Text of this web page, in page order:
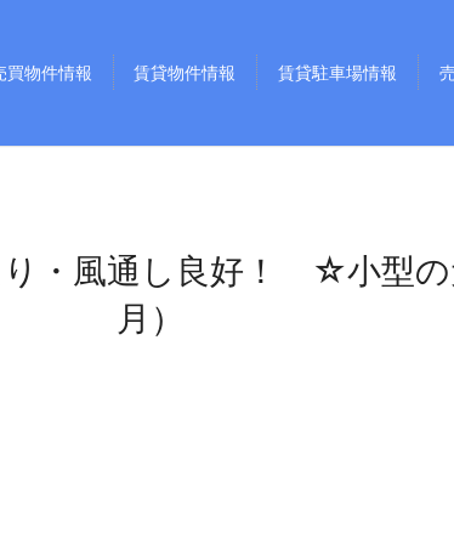
買物件情報 賃貸物件情報 賃貸駐車場情報
・風通し良好！ ☆小型
月）